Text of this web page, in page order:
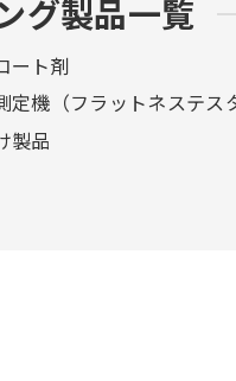
グ製品一覧
ート剤
定機（フラットネステス
製品